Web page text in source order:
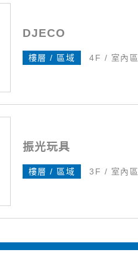
DJECO
樓層 / 區域 4F / 室內區
振光玩具
樓層 / 區域 3F / 室內區